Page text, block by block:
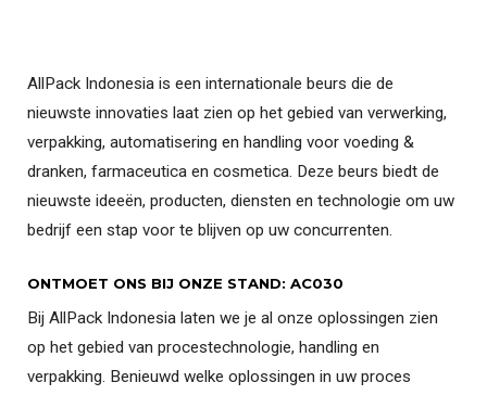
AllPack Indonesia is een internationale beurs die de
nieuwste innovaties laat zien op het gebied van verwerking,
verpakking, automatisering en handling voor voeding &
dranken, farmaceutica en cosmetica. Deze beurs biedt de
nieuwste ideeën, producten, diensten en technologie om uw
bedrijf een stap voor te blijven op uw concurrenten.
ONTMOET ONS BIJ ONZE STAND: AC030
Bij AllPack Indonesia laten we je al onze oplossingen zien
op het gebied van procestechnologie, handling en
verpakking. Benieuwd welke oplossingen in uw proces